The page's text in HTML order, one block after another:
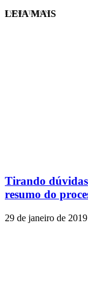
EVINIS TALON
LEIA MAIS
Tirando
resumo do
29 de janeiro de 2019